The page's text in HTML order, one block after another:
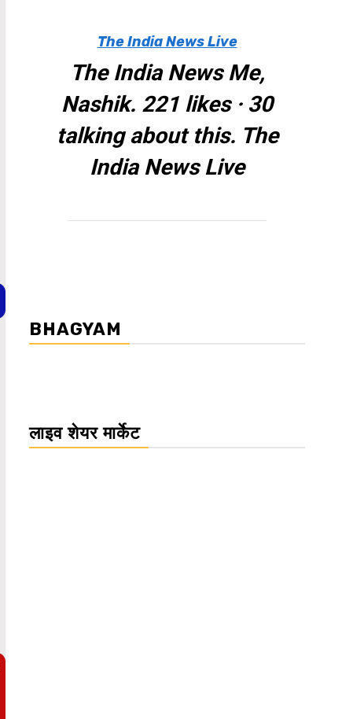
The India News Live
The India News Me,
Nashik. 221 likes · 30
talking about this. The
India News Live
BHAGYAM
लाइव शेयर मार्केट